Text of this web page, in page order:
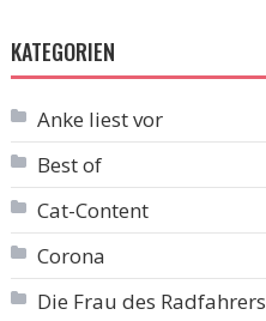
KATEGORIEN
Anke liest vor
Best of
Cat-Content
Corona
Die Frau des Radfahrers